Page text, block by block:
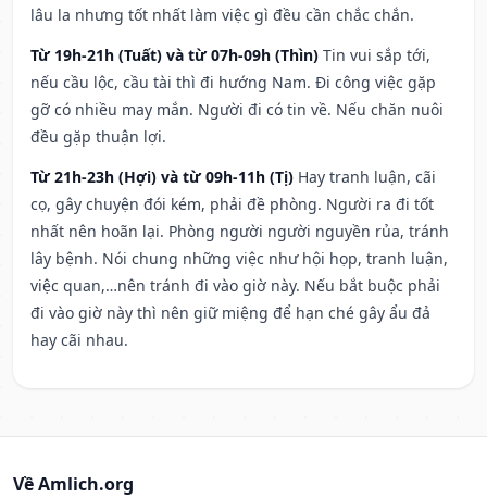
lâu la nhưng tốt nhất làm việc gì đều cần chắc chắn.
Từ 19h-21h (Tuất) và từ 07h-09h (Thìn) Tin vui sắp tới,
nếu cầu lộc, cầu tài thì đi hướng Nam. Đi công việc gặp
gỡ có nhiều may mắn. Người đi có tin về. Nếu chăn nuôi
đều gặp thuận lợi.
Từ 21h-23h (Hợi) và từ 09h-11h (Tị) Hay tranh luận, cãi
cọ, gây chuyện đói kém, phải đề phòng. Người ra đi tốt
nhất nên hoãn lại. Phòng người người nguyền rủa, tránh
lây bệnh. Nói chung những việc như hội họp, tranh luận,
việc quan,…nên tránh đi vào giờ này. Nếu bắt buộc phải
đi vào giờ này thì nên giữ miệng để hạn ché gây ẩu đả
hay cãi nhau.
Về Amlich.org